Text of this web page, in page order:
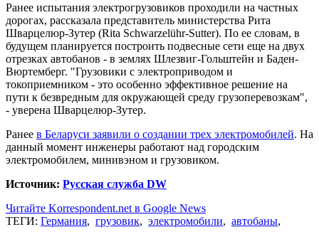
Ранее испытания электрогрузовиков проходили на частных
дорогах, рассказала представитель министерства Рита
Шварцелюр-Зутер (Rita Schwarzelühr-Sutter). По ее словам, в
будущем планируется построить подвесные сети еще на двух
отрезках автобанов - в землях Шлезвиг-Гольштейн и Баден-
Вюртемберг. "Грузовики с электроприводом и
токоприемником - это особенно эффективное решение на
пути к безвредным для окружающей среду грузоперевозкам",
- уверена Шварцелюр-Зутер.
Ранее в Беларуси заявили о создании трех электромобилей. На
данный момент инженеры работают над городским
электромобилем, минивэном и грузовиком.
Источник: Русская служба DW
Читайте Korrespondent.net в Google News
ТЕГИ: Германия, грузовик, электромобили, автобаны,